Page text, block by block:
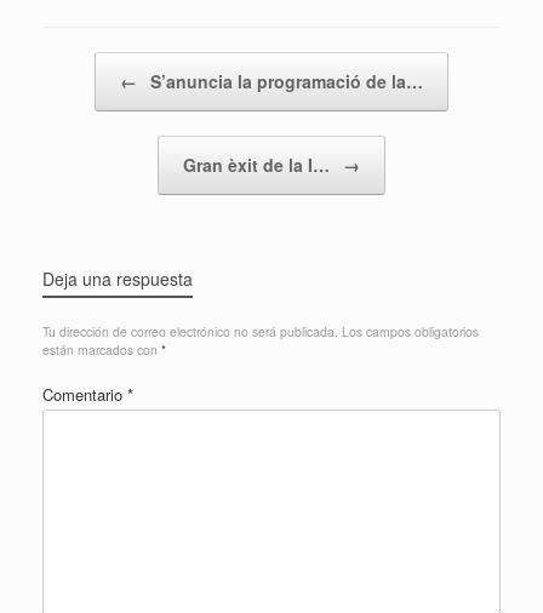
← S’anuncia la programació de la…
Gran èxit de la I… →
Deja una respuesta
Tu dirección de correo electrónico no será publicada. Los campos obligatorios
están marcados con *
Comentario *